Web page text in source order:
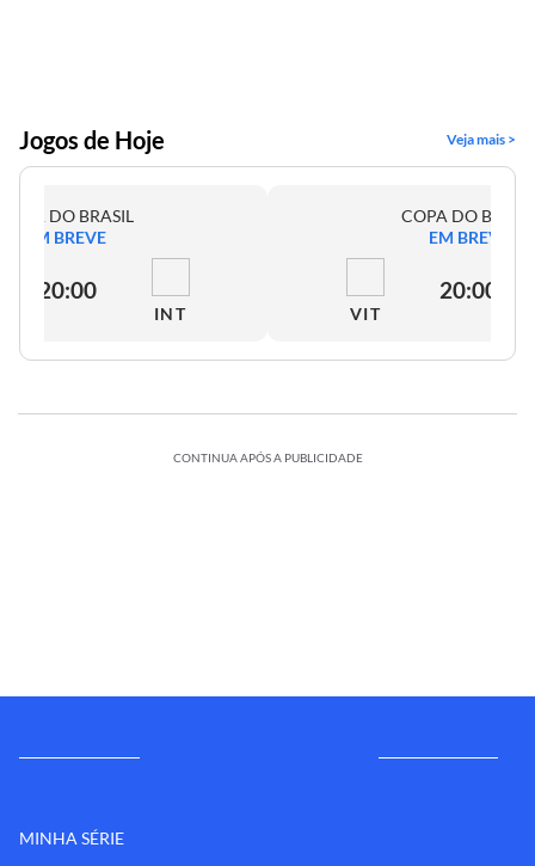
Jogos de Hoje Veja mais >
DO BRASIL
EM BREVE
20:00
INT
COPA DO
EM BREVE
VIT
20:00
CONTINUA APÓS A PUBLICIDADE
MINHA SÉRIE